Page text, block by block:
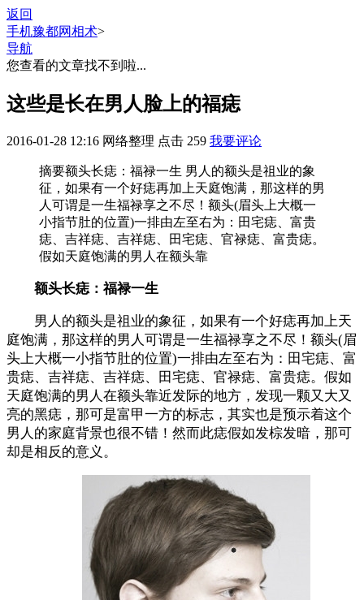
返回
手机豫都网相术>
导航
您查看的文章找不到啦...
这些是长在男人脸上的福痣
2016-01-28 12:16 网络整理 点击 259 我要评论
摘要额头长痣：福禄一生 男人的额头是祖业的象
征，如果有一个好痣再加上天庭饱满，那这样的男
人可谓是一生福禄享之不尽！额头(眉头上大概一
小指节肚的位置)一排由左至右为：田宅痣、富贵
痣、吉祥痣、吉祥痣、田宅痣、官禄痣、富贵痣。
假如天庭饱满的男人在额头靠
额头长痣：福禄一生
男人的额头是祖业的象征，如果有一个好痣再加上天
庭饱满，那这样的男人可谓是一生福禄享之不尽！额头(眉
头上大概一小指节肚的位置)一排由左至右为：田宅痣、富
贵痣、吉祥痣、吉祥痣、田宅痣、官禄痣、富贵痣。假如
天庭饱满的男人在额头靠近发际的地方，发现一颗又大又
亮的黑痣，那可是富甲一方的标志，其实也是预示着这个
男人的家庭背景也很不错！然而此痣假如发棕发暗，那可
却是相反的意义。